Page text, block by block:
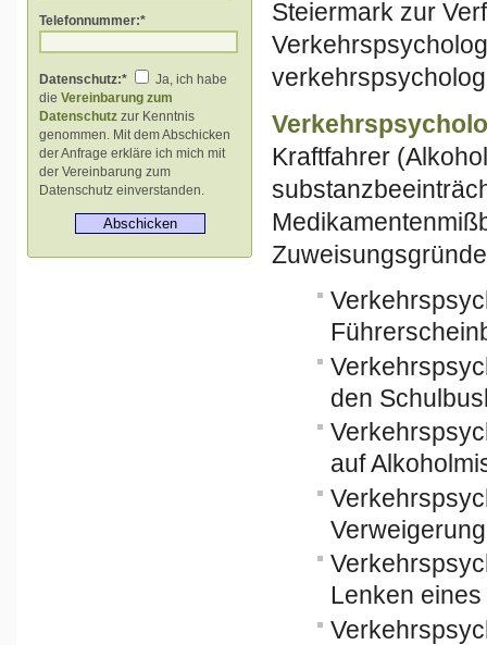
Telefonnummer:*
Datenschutz:*
Ja, ich habe
die Vereinbarung zum
Datenschutz zur Kenntnis
genommen. Mit dem Abschicken
der Anfrage erkläre ich mich mit
der Vereinbarung zum
Datenschutz einverstanden.
Steiermark zur
Kraftfahrer
den
auf
Lenken